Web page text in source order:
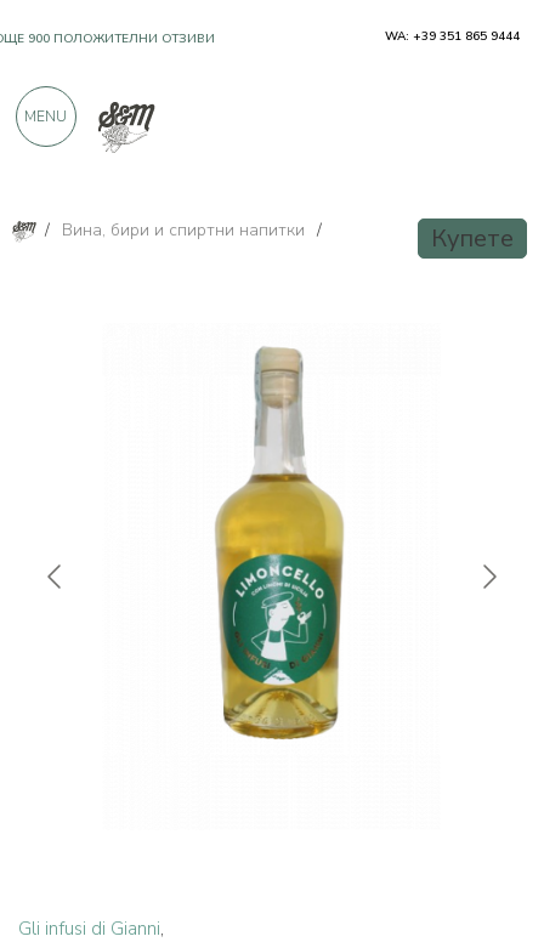
/ Вина, бири и спиртни напитки / Купете
Gli infusi di Gianni,
900 ПОЛОЖИТЕЛНИ ОТЗИВИ WA: +39 351 865 9444
MENU